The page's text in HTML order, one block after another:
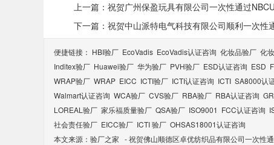
上一篇：祝贺广州保盈玩具有限公司一次性通过
下一篇：祝贺中山派特电气科技有限公司顺利一次性
便捷链接： HBI验厂 EcoVadis EcoVadis​认证咨询 化妆品验厂 化
Inditex验厂 Huawei验厂 华为验厂 PVH验厂 ESD认证咨询 ESD
WRAP验厂 WRAP EICC ICTI验厂 ICTI认证咨询 ICTI SA8000认
Walmart认证咨询 WCA验厂 CVS验厂 RBA验厂 RBA认证咨询
LOREAL验厂 家乐福质量验厂 QSA验厂 ISO9001 FCC认证咨询
社会责任验厂 EICC验厂 ICTI 验厂 OHSAS18001认证咨询
本文来源： 验厂之家 -祝贺佛山顺德区卓优纺织品有限公司一次性